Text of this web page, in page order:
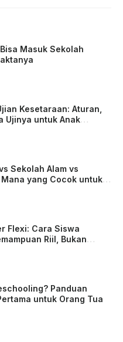
Masuk Sekolah
Kesetaraan: Aturan,
Ujinya untuk Anak
Sekolah Alam vs
yang Cocok untuk
Flexi: Cara Siswa
Riil, Bukan
Panduan
untuk Orang Tua